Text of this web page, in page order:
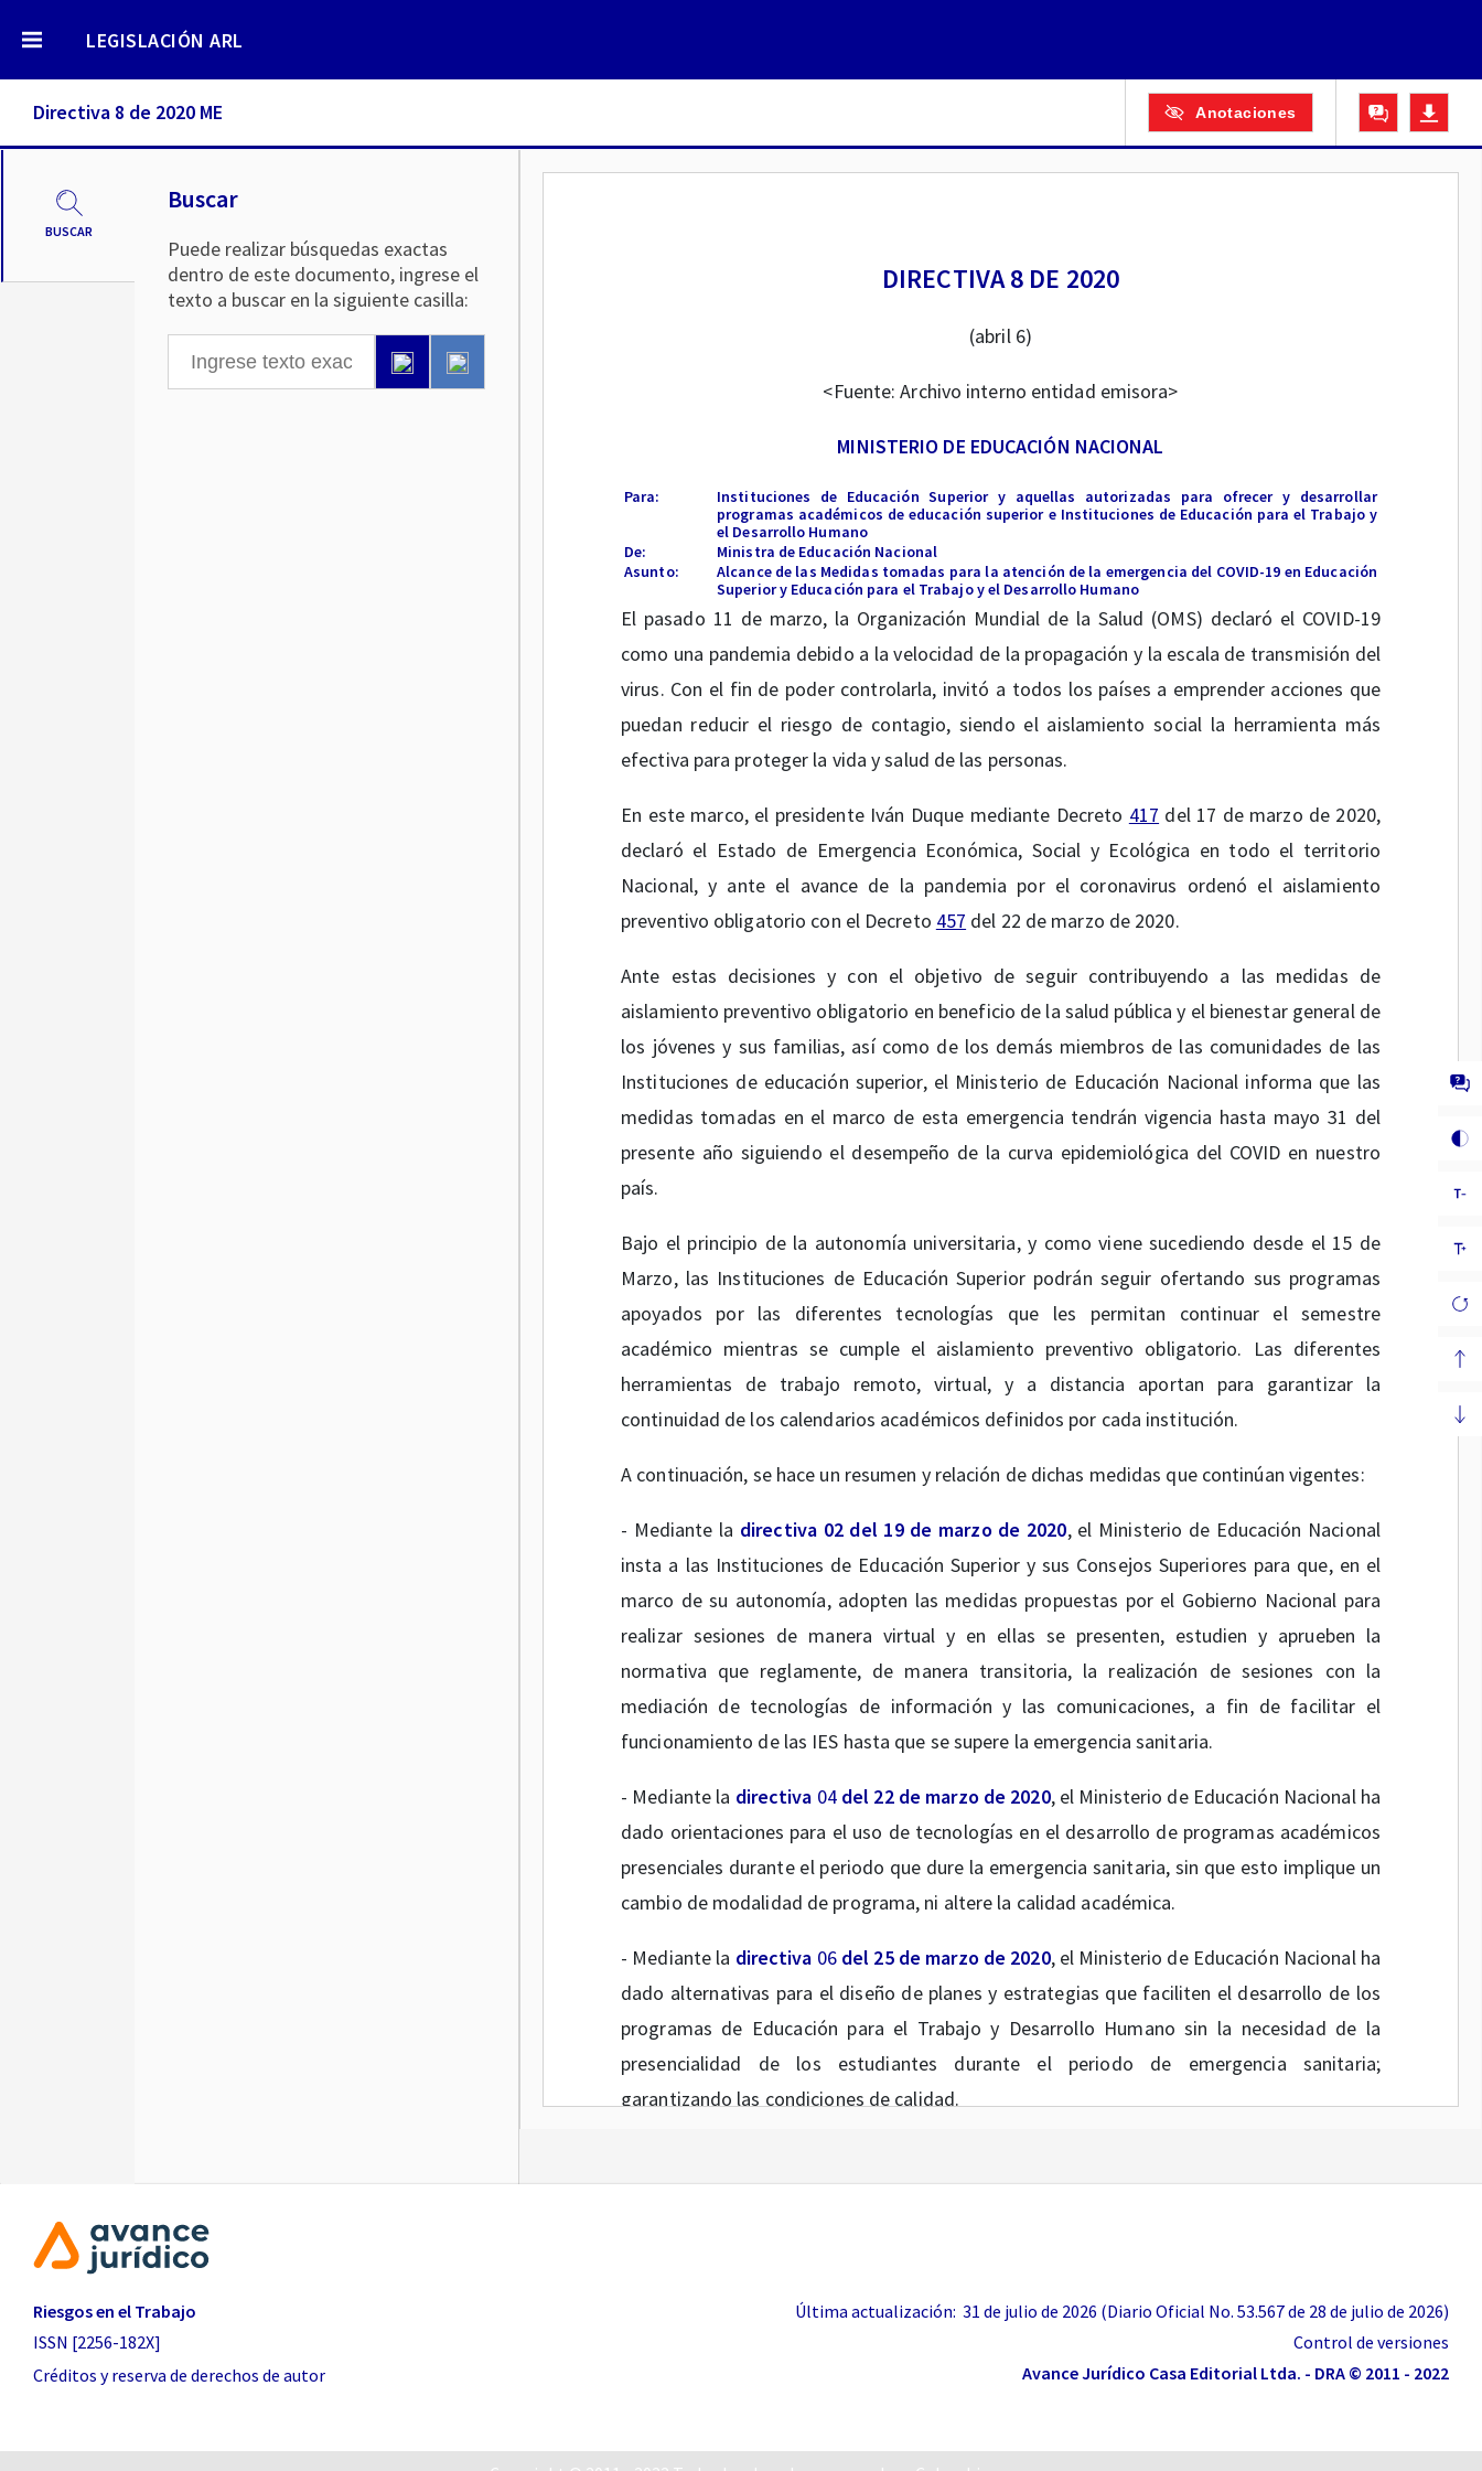
LEGISLACIÓN ARL
Directiva 8 de 2020 ME Anotaciones
BUSCAR
Buscar
Puede realizar búsquedas exactas
dentro de este documento, ingrese el
texto a buscar en la siguiente casilla:
DIRECTIVA 8 DE 2020
(abril 6)
<Fuente: Archivo interno entidad emisora>
MINISTERIO DE EDUCACIÓN NACIONAL
Para:
Instituciones de Educación Superior y aquellas autorizadas para ofrecer y desarrollar
programas académicos de educación superior e Instituciones de Educación para el Trabajo y
el Desarrollo Humano
De:
Ministra de Educación Nacional
Asunto:
Alcance de las Medidas tomadas para la atención de la emergencia del COVID-19 en Educación
Superior y Educación para el Trabajo y el Desarrollo Humano
El pasado 11 de marzo, la Organización Mundial de la Salud (OMS) declaró el COVID-19
como una pandemia debido a la velocidad de la propagación y la escala de transmisión del
virus. Con el fin de poder controlarla, invitó a todos los países a emprender acciones que
puedan reducir el riesgo de contagio, siendo el aislamiento social la herramienta más
efectiva para proteger la vida y salud de las personas.
En este marco, el presidente Iván Duque mediante Decreto 417 del 17 de marzo de 2020,
declaró el Estado de Emergencia Económica, Social y Ecológica en todo el territorio
Nacional, y ante el avance de la pandemia por el coronavirus ordenó el aislamiento
preventivo obligatorio con el Decreto 457 del 22 de marzo de 2020.
Ante estas decisiones y con el objetivo de seguir contribuyendo a las medidas de
aislamiento preventivo obligatorio en beneficio de la salud pública y el bienestar general de
los jóvenes y sus familias, así como de los demás miembros de las comunidades de las
Instituciones de educación superior, el Ministerio de Educación Nacional informa que las
medidas tomadas en el marco de esta emergencia tendrán vigencia hasta mayo 31 del
presente año siguiendo el desempeño de la curva epidemiológica del COVID en nuestro
país.
Bajo el principio de la autonomía universitaria, y como viene sucediendo desde el 15 de
Marzo, las Instituciones de Educación Superior podrán seguir ofertando sus programas
apoyados por las diferentes tecnologías que les permitan continuar el semestre
académico mientras se cumple el aislamiento preventivo obligatorio. Las diferentes
herramientas de trabajo remoto, virtual, y a distancia aportan para garantizar la
continuidad de los calendarios académicos definidos por cada institución.
A continuación, se hace un resumen y relación de dichas medidas que continúan vigentes:
- Mediante la directiva 02 del 19 de marzo de 2020, el Ministerio de Educación Nacional
insta a las Instituciones de Educación Superior y sus Consejos Superiores para que, en el
marco de su autonomía, adopten las medidas propuestas por el Gobierno Nacional para
realizar sesiones de manera virtual y en ellas se presenten, estudien y aprueben la
normativa que reglamente, de manera transitoria, la realización de sesiones con la
mediación de tecnologías de información y las comunicaciones, a fin de facilitar el
funcionamiento de las IES hasta que se supere la emergencia sanitaria.
- Mediante la directiva 04del 22 de marzo de 2020, el Ministerio de Educación Nacional ha
dado orientaciones para el uso de tecnologías en el desarrollo de programas académicos
presenciales durante el periodo que dure la emergencia sanitaria, sin que esto implique un
cambio de modalidad de programa, ni altere la calidad académica.
- Mediante la directiva 06del 25 de marzo de 2020, el Ministerio de Educación Nacional ha
dado alternativas para el diseño de planes y estrategias que faciliten el desarrollo de los
programas de Educación para el Trabajo y Desarrollo Humano sin la necesidad de la
presencialidad de los estudiantes durante el periodo de emergencia sanitaria;
garantizando las condiciones de calidad.
Nacional suspende los términos de trámites administrativos de la entidad desde la fecha
, el Ministerio de Educación
Nacional establece la suspensión de términos procesales, dentro de las investigaciones
Vigilancia.
Riesgos en el Trabajo
ISSN [2256-182X]
Última actualización: 31 de julio de 2026 (Diario Oficial No. 53.567 de 28 de julio de 2026)
Control de versiones
Créditos y reserva de derechos de autor
Avance Jurídico Casa Editorial Ltda. - DRA © 2011 - 2022